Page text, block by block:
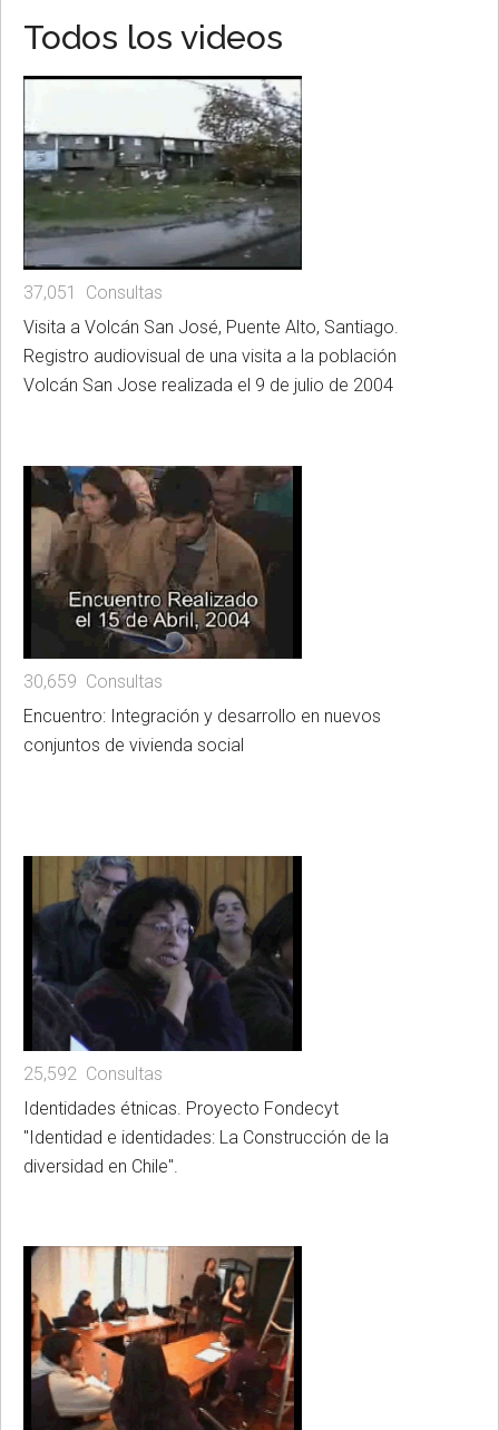
Todos los videos
37,051 Consultas
Visita a Volcán San José, Puente Alto, Santiago.
Registro audiovisual de una visita a la población
Volcán San Jose realizada el 9 de julio de 2004
30,659 Consultas
Encuentro: Integración y desarrollo en nuevos
conjuntos de vivienda social
25,592 Consultas
Identidades étnicas. Proyecto Fondecyt
"Identidad e identidades: La Construcción de la
diversidad en Chile".